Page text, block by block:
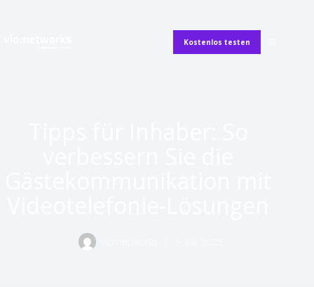
Kostenlos testen